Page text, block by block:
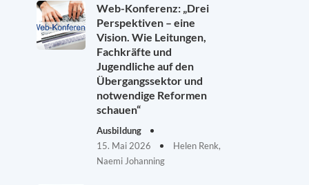
Web-Konferenz: „Drei
Perspektiven – eine
Vision. Wie Leitungen,
Fachkräfte und
Jugendliche auf den
Übergangssektor und
notwendige Reformen
schauen“
Ausbildung
15. Mai 2026
Helen Renk,
Naemi Johanning